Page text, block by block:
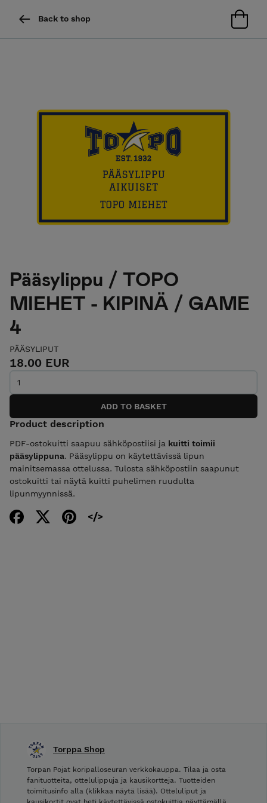
Back to shop
Pääsylippu / TOPO
MIEHET - KIPINÄ / GAME
4
PÄÄSYLIPUT
18.00 EUR
Product description
PDF-ostokuitti saapuu sähköpostiisi ja kuitti toimii
pääsylippuna. Pääsylippu on käytettävissä lipun
mainitsemassa ottelussa. Tulosta sähköpostiin saapunut
ostokuitti tai näytä kuitti puhelimen ruudulta
lipunmyynnissä.
Torppa Shop
Torpan Pojat koripalloseuran verkkokauppa. Tilaa ja osta
fanituotteita, ottelulippuja ja kausikortteja. Tuotteiden
toimitusinfo alla (klikkaa näytä lisää). Otteluliput ja